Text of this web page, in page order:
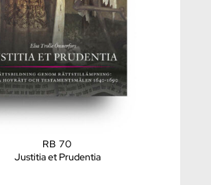
RB 70
Justitia et Prudentia